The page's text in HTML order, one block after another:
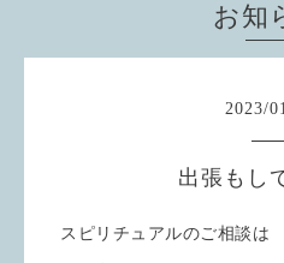
お知
2023/
出張もし
スピリチュアルのご相談は